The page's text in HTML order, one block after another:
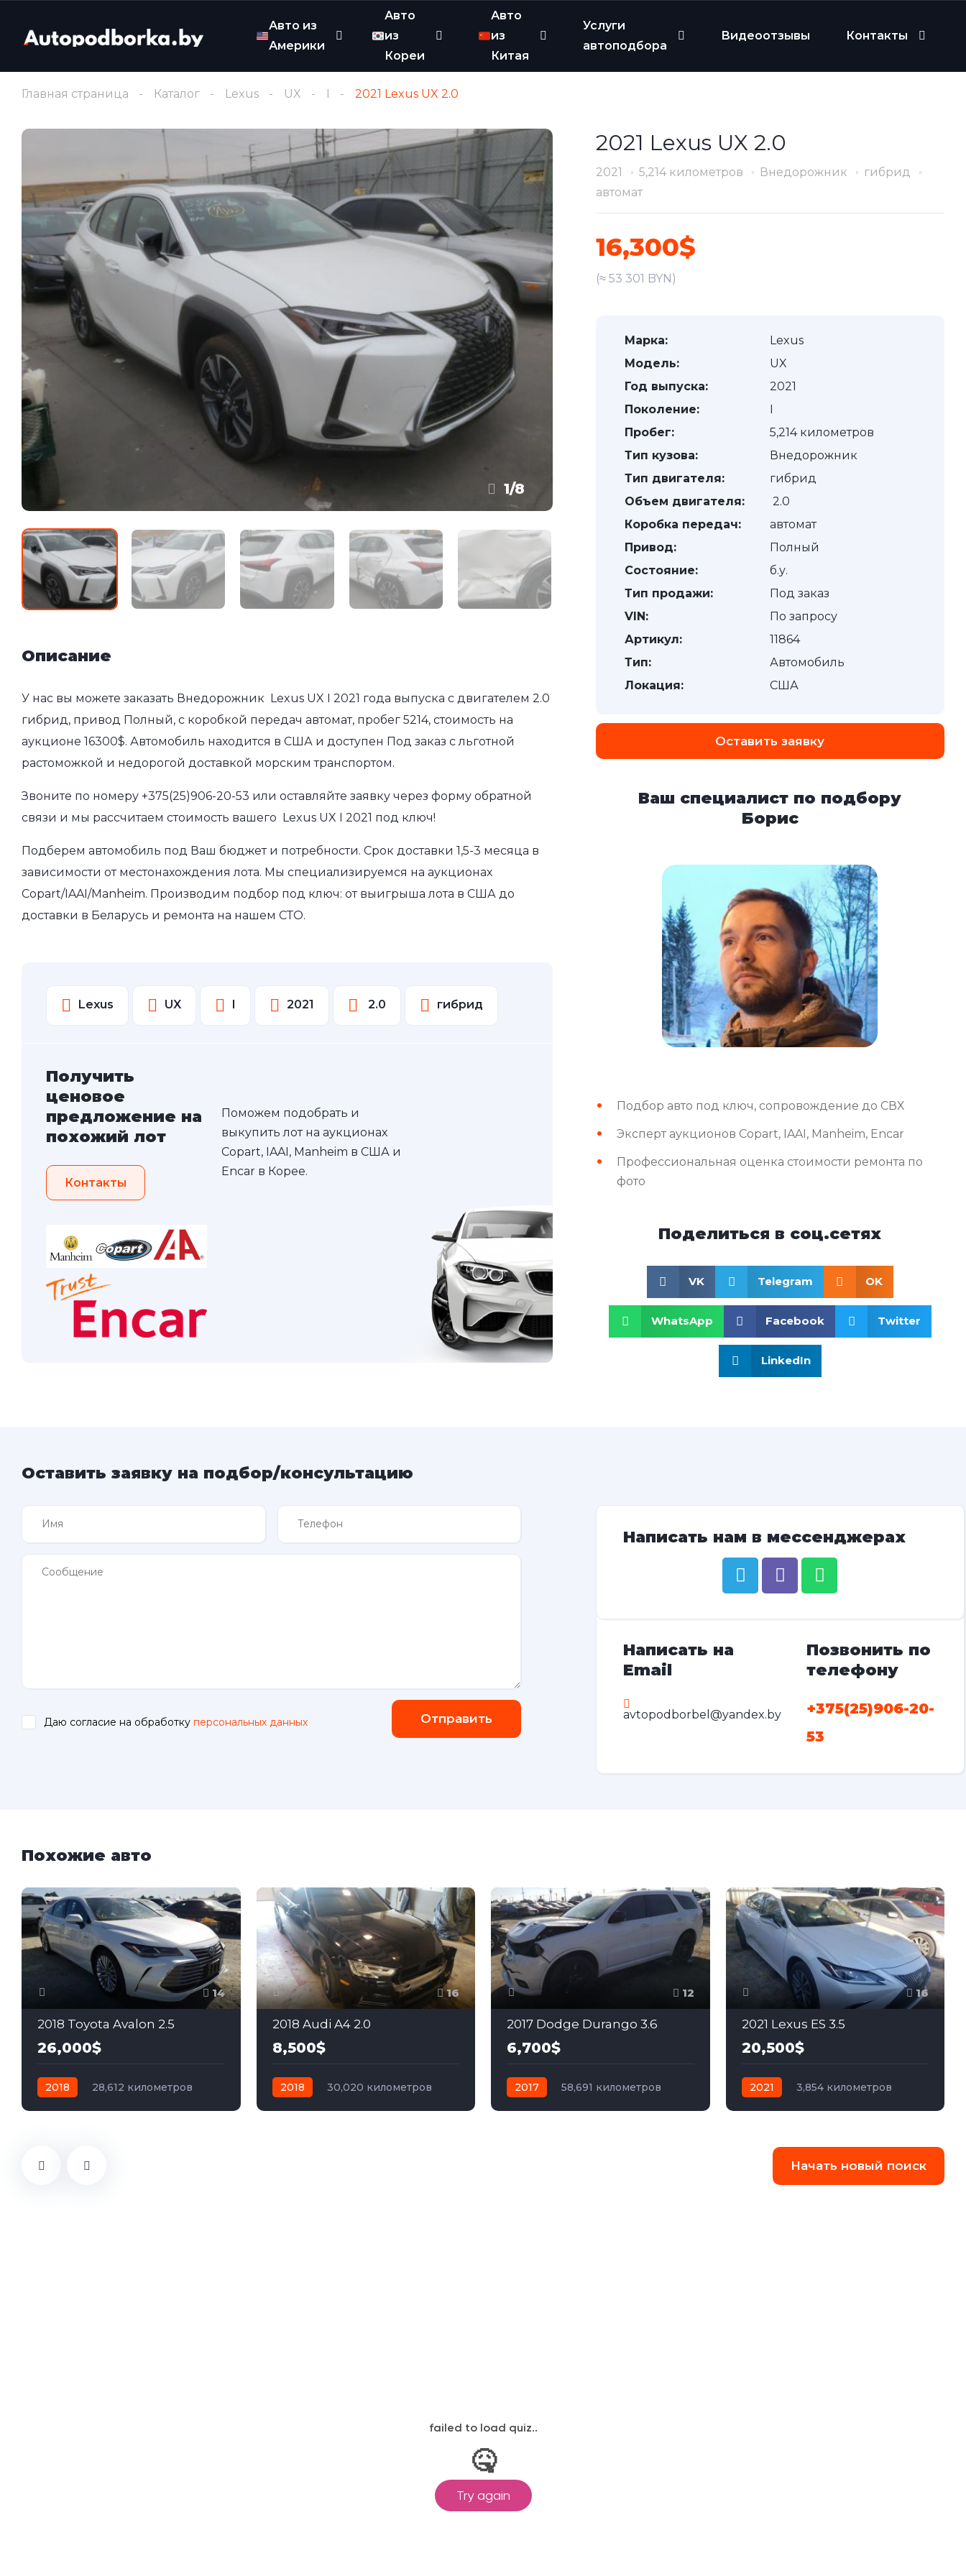
Авто из
Америки
Авто
из
Кореи
Авто
из
Китая
Услуги
автоподбора
Видеоотзывы Контакты
Главная страница Каталог Lexus UX I 2021 Lexus UX 2.0
1/8
Описание
У нас вы можете заказать Внедорожник Lexus UX I 2021 года выпуска с двигателем 2.0
гибрид, привод Полный, с коробкой передач автомат, пробег 5214, стоимость на
аукционе 16300$. Автомобиль находится в США и доступен Под заказ с льготной
растоможкой и недорогой доставкой морским транспортом.
Звоните по номеру +375(25)906-20-53 или оставляйте заявку через форму обратной
связи и мы рассчитаем стоимость вашего Lexus UX I 2021 под ключ!
Подберем автомобиль под Ваш бюджет и потребности. Срок доставки 1,5-3 месяца в
зависимости от местонахождения лота. Мы специализируемся на аукционах
Copart/IAAI/Manheim. Производим подбор под ключ: от выигрыша лота в США до
доставки в Беларусь и ремонта на нашем СТО.
Lexus UX I 2021 2.0 гибрид
Получить
ценовое
предложение на
похожий лот
Контакты
Поможем подобрать и
выкупить лот на аукционах
Copart, IAAI, Manheim в США и
Encar в Корее.
2021 Lexus UX 2.0
2021 5,214 километров Внедорожник
гибрид
автомат
16,300$
(≈ 53 301 BYN)
Марка:
Lexus
Модель:
UX
Год выпуска:
2021
Поколение:
I
Пробег:
5,214 километров
Тип кузова:
Внедорожник
Тип двигателя:
гибрид
Объем двигателя:
2.0
Коробка передач:
автомат
Привод:
Полный
Состояние:
б.у.
Тип продажи:
Под заказ
VIN:
По запросу
Артикул:
11864
Тип:
Автомобиль
Локация:
США
Оставить заявку
Ваш специалист по подбору
Борис
Подбор авто под ключ, сопровождение до СВХ
Эксперт аукционов Copart, IAAI, Manheim, Encar
Профессиональная оценка стоимости ремонта по
фото
Поделиться в соц.сетях
VK Telegram OK
WhatsApp Facebook Twitter
LinkedIn
Оставить заявку на подбор/консультацию
Даю согласие на обработку персональных данных Отправить
Написать нам в мессенджерах
Написать на
Email
avtopodborbel@yandex.by
Позвонить по
телефону
+375(25)906-20-
53
Похожие авто
14
2018 Toyota Avalon 2.5
26,000$
2018
28,612 километров
16
2018 Audi A4 2.0
8,500$
2018
30,020 километров
12
2017 Dodge Durango 3.6
6,700$
2017
58,691 километров
16
2021 Lexus ES 3.5
20,500$
2021
3,854 километров
Начать новый поиск